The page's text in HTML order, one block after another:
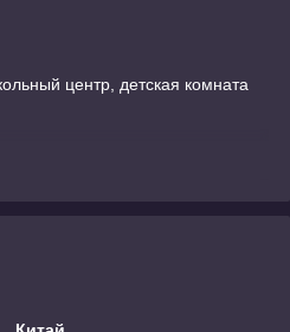
центр, детская комната